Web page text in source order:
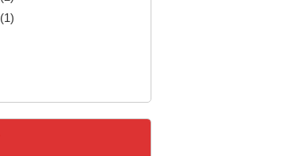
(1)